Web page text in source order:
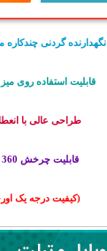
نگهدارنده گردنی چندکاره
قابلیت استفاده روی
طراحی عالی با
قابلیت چرخش 360 درجه
(کیفیت درجه یک